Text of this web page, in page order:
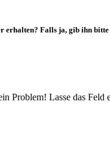
erhalten? Falls ja, gib ihn
Problem! Lasse das